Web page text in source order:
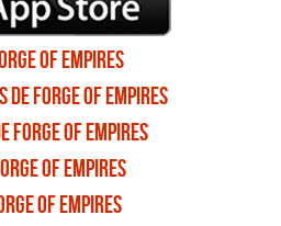
of Empires
de Forge of Empires
Forge of Empires
of Empires
of Empires